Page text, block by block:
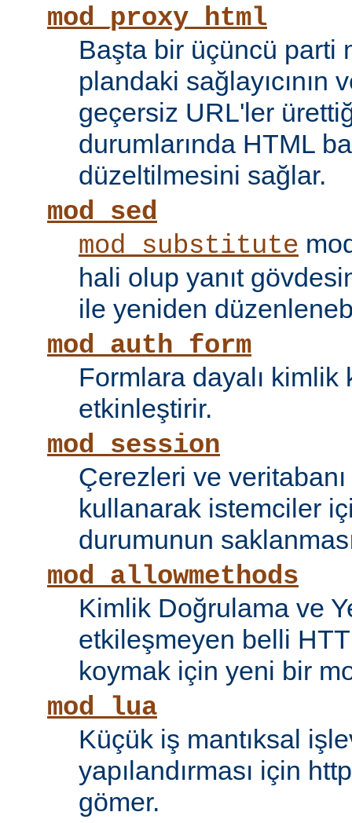
mod_proxy_html
Başta bir üçüncü parti
plandaki sağlayıcının
geçersiz URL'ler
durumlarında HTML
düzeltilmesini sağlar.
mod_sed
mod_substitute
hali olup yanıt
ile yeniden
mod_auth_form
Formlara dayalı kimlik
etkinleştirir.
mod_session
Çerezleri ve
kullanarak istemciler
durumunun
mod_allowmethods
Kimlik Doğrulama ve
etkileşmeyen belli
koymak için yeni bir
mod_lua
Küçük iş mantıksal
yapılandırması için
gömer.